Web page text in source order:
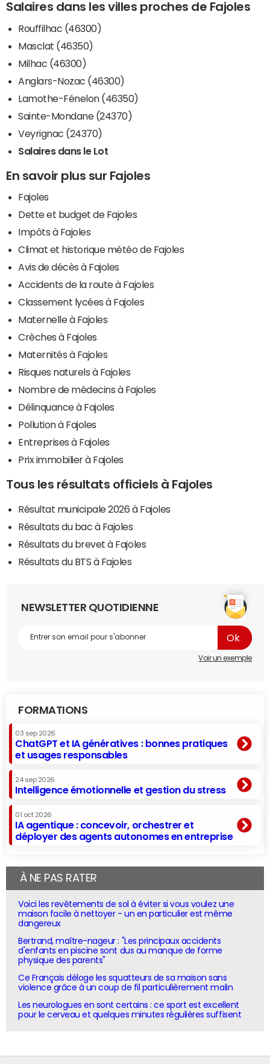
Salaires dans les villes proches de Fajoles
Rouffilhac (46300)
Masclat (46350)
Milhac (46300)
Anglars-Nozac (46300)
Lamothe-Fénelon (46350)
Sainte-Mondane (24370)
Veyrignac (24370)
Salaires dans le Lot
En savoir plus sur Fajoles
Fajoles
Dette et budget de Fajoles
Impôts à Fajoles
Climat et historique météo de Fajoles
Avis de décès à Fajoles
Accidents de la route à Fajoles
Classement lycées à Fajoles
Maternelle à Fajoles
Crèches à Fajoles
Maternités à Fajoles
Risques naturels à Fajoles
Nombre de médecins à Fajoles
Délinquance à Fajoles
Pollution à Fajoles
Entreprises à Fajoles
Prix immobilier à Fajoles
Tous les résultats officiels à Fajoles
Résultat municipale 2026 à Fajoles
Résultats du bac à Fajoles
Résultats du brevet à Fajoles
Résultats du BTS à Fajoles
NEWSLETTER QUOTIDIENNE
Voir un exemple
FORMATIONS
03 sep 2026
ChatGPT et IA génératives : bonnes pratiques
et usages responsables
24 sep 2026
Intelligence émotionnelle et gestion du stress
01 oct 2026
IA agentique : concevoir, orchestrer et
déployer des agents autonomes en entreprise
À NE PAS RATER
Voici les revêtements de sol à éviter si vous voulez une
maison facile à nettoyer - un en particulier est même
dangereux
Bertrand, maître-nageur : "Les principaux accidents
d'enfants en piscine sont dus au manque de forme
physique des parents"
Ce Français déloge les squatteurs de sa maison sans
violence grâce à un coup de fil particulièrement malin
Les neurologues en sont certains : ce sport est excellent
pour le cerveau et quelques minutes régulières suffisent